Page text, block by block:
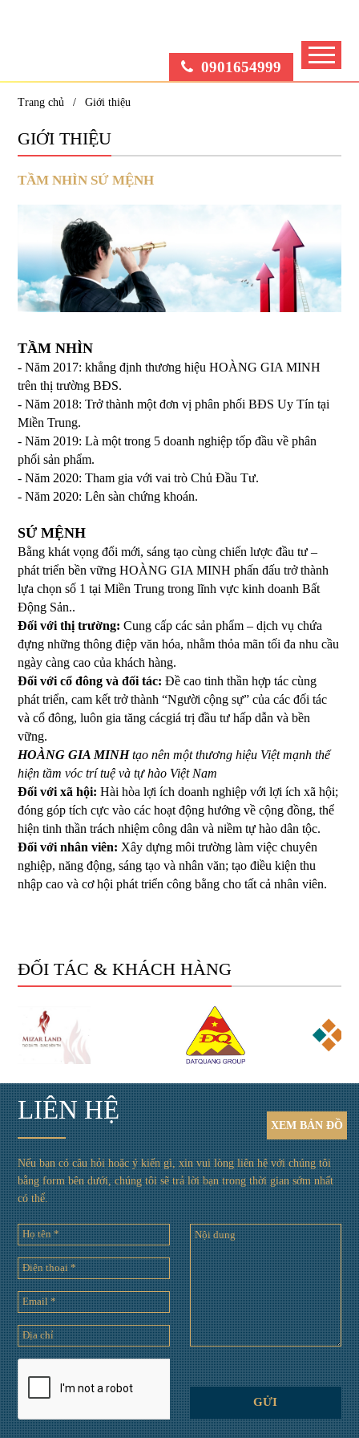
0901654999
Trang chủ Giới thiệu
GIỚI THIỆU
TẦM NHÌN SỨ MỆNH
TẦM NHÌN
- Năm 2017: khẳng định thương hiệu HOÀNG GIA MINH
trên thị trường BĐS.
- Năm 2018: Trở thành một đơn vị phân phối BĐS Uy Tín tại
Miền Trung.
- Năm 2019: Là một trong 5 doanh nghiệp tốp đầu về phân
phối sản phẩm.
- Năm 2020: Tham gia với vai trò Chủ Đầu Tư.
- Năm 2020: Lên sàn chứng khoán.
SỨ MỆNH
Bằng khát vọng đổi mới, sáng tạo cùng chiến lược đầu tư –
phát triển bền vững HOÀNG GIA MINH phấn đấu trở thành
lựa chọn số 1 tại Miền Trung trong lĩnh vực kinh doanh Bất
Động Sản..
Đối với thị trường: Cung cấp các sản phẩm – dịch vụ chứa
đựng những thông điệp văn hóa, nhằm thỏa mãn tối đa nhu cầu
ngày càng cao của khách hàng.
Đối với cổ đông và đối tác: Đề cao tinh thần hợp tác cùng
phát triển, cam kết trở thành “Người cộng sự” của các đối tác
và cổ đông, luôn gia tăng cácgiá trị đầu tư hấp dẫn và bền
vững.
HOÀNG GIA MINHtạo nên một thương hiệu Việt mạnh thể
hiện tầm vóc trí tuệ và tự hào Việt Nam
Đối với xã hội: Hài hòa lợi ích doanh nghiệp với lợi ích xã hội;
đóng góp tích cực vào các hoạt động hướng về cộng đồng, thể
hiện tinh thần trách nhiệm công dân và niềm tự hào dân tộc.
Đối với nhân viên: Xây dựng môi trường làm việc chuyên
nghiệp, năng động, sáng tạo và nhân văn; tạo điều kiện thu
nhập cao và cơ hội phát triển công bằng cho tất cả nhân viên.
ĐỐI TÁC & KHÁCH HÀNG
XEM BẢN ĐỒ
LIÊN HỆ
Nếu bạn có câu hỏi hoặc ý kiến gì, xin vui lòng liên hệ với chúng tôi
bằng form bên dưới, chúng tôi sẽ trả lời bạn trong thời gian sớm nhất
có thể.